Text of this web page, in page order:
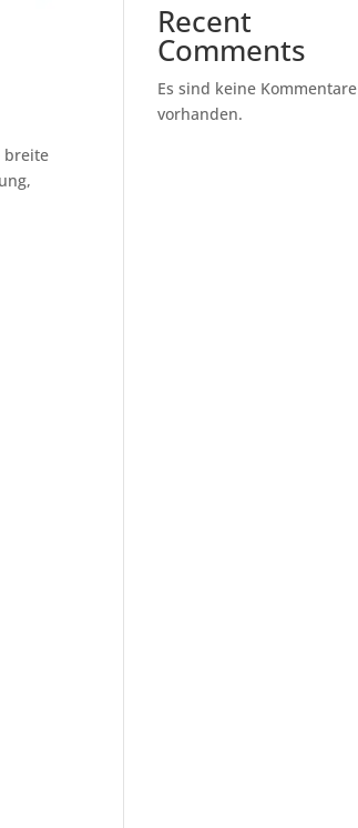
breite
Recent
Comments
Es sind keine Kommentare
vorhanden.